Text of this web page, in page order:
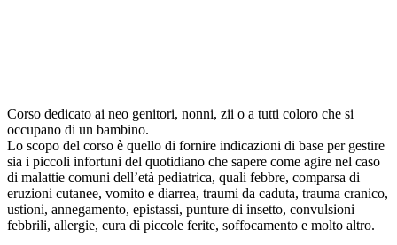
Corso dedicato ai neo genitori, nonni, zii o a tutti coloro che si
occupano di un bambino.
Lo scopo del corso è quello di fornire indicazioni di base per gestire
sia i piccoli infortuni del quotidiano che sapere come agire nel caso
di malattie comuni dell’età pediatrica, quali febbre, comparsa di
eruzioni cutanee, vomito e diarrea, traumi da caduta, trauma cranico,
ustioni, annegamento, epistassi, punture di insetto, convulsioni
febbrili, allergie, cura di piccole ferite, soffocamento e molto altro.